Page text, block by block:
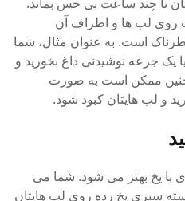
تا چند ساعت بی حس بماند.
روی لب ها و اطراف آن
است. به عنوان مثال، شما
جرعه نوشیدنی داغ بخورید و
ممکن است به صورت
و لب هایتان کبود شود.
با یخ بهتر می شود. شما می
سبزی یخ زده روی لب هایتان